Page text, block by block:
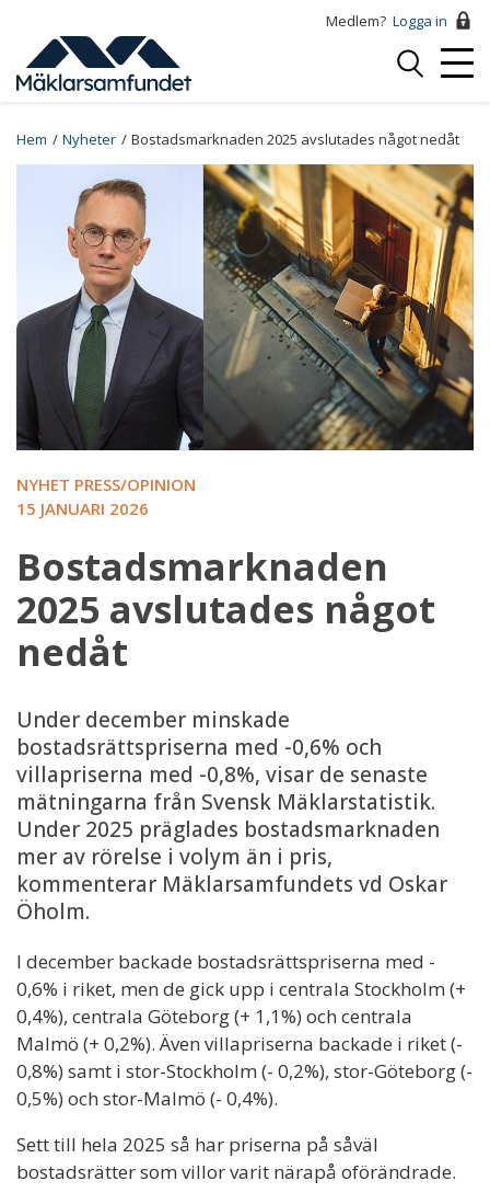
huvudinnehåll
Medlem? Logga in
Logga
Breadcrumb
Hem Nyheter Bostadsmarknaden 2025 avslutades något nedåt
NYHET PRESS/OPINION
15 JANUARI 2026
Bostadsmarknaden
2025 avslutades något
nedåt
Under december minskade
bostadsrättspriserna med -0,6% och
villapriserna med -0,8%, visar de senaste
mätningarna från Svensk Mäklarstatistik.
Under 2025 präglades bostadsmarknaden
mer av rörelse i volym än i pris,
kommenterar Mäklarsamfundets vd Oskar
Öholm.
I december backade bostadsrättspriserna med -
0,6% i riket, men de gick upp i centrala Stockholm (+
0,4%), centrala Göteborg (+ 1,1%) och centrala
Malmö (+ 0,2%). Även villapriserna backade i riket (-
0,8%) samt i stor-Stockholm (- 0,2%), stor-Göteborg (-
0,5%) och stor-Malmö (- 0,4%).
Sett till hela 2025 så har priserna på såväl
bostadsrätter som villor varit närapå oförändrade.